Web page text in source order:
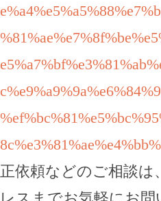
正依頼などのご相談は